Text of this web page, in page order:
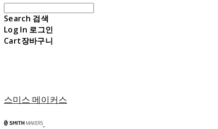
Search 검색
Log In 로그인
Cart장바구니
스미스 메이커스